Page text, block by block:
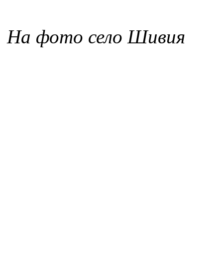
На фото село Шивия